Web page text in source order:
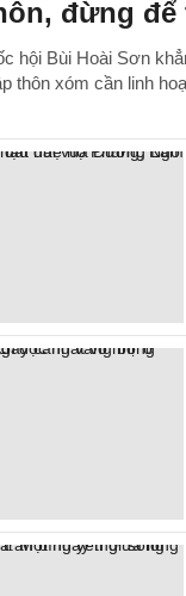
đừng
hội Bùi Hoài Sơn
thôn xóm cần linh